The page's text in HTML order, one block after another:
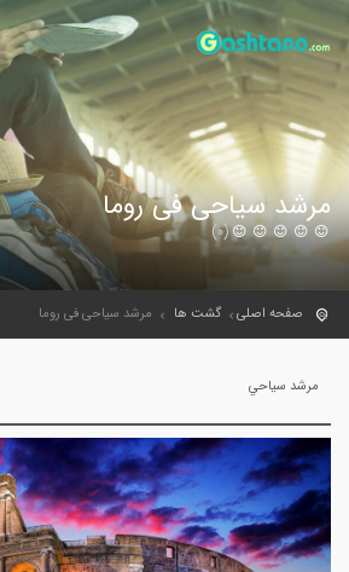
مرشد سیاحی فی روما
(0)
صفحه اصلی گشت ها مرشد سیاحی فی روما
مرشد سياحي